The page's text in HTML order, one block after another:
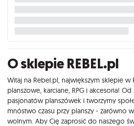
O sklepie REBEL.pl
Witaj na Rebel.pl, największym sklepie w
planszowe, karciane, RPG i akcesoria!
pasjonatów planszówek i tworzymy
mnóstwo czasu przy planszy - zarówno
wolnym. Aby Cię zaprosić do naszego